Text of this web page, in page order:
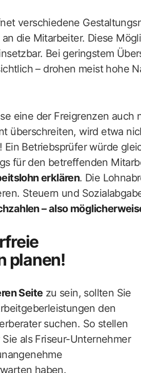
verschiedene
die Mitarbeiter. Diese
Bei geringstem
– drohen meist hohe
eine der Freigrenzen auch
überschreiten, wird etwa
Betriebsprüfer würde
für den betreffenden
erklären. Die
Steuern und
– also
planen!
Seitezu sein, sollten Sie
den
suchen. So stellen
als Friseur-Unternehmer
haben.